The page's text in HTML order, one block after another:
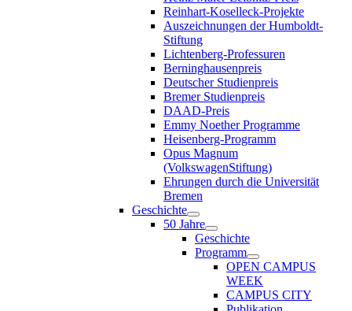
Reinhart-Koselleck-Projekte
Auszeichnungen der Humboldt-
Stiftung
Lichtenberg-Professuren
Berninghausenpreis
Deutscher Studienpreis
Bremer Studienpreis
DAAD-Preis
Emmy Noether Programme
Heisenberg-Programm
Opus Magnum
(VolkswagenStiftung)
Ehrungen durch die Universität
Bremen
Geschichte
50 Jahre
Geschichte
Programm
OPEN CAMPUS
WEEK
CAMPUS CITY